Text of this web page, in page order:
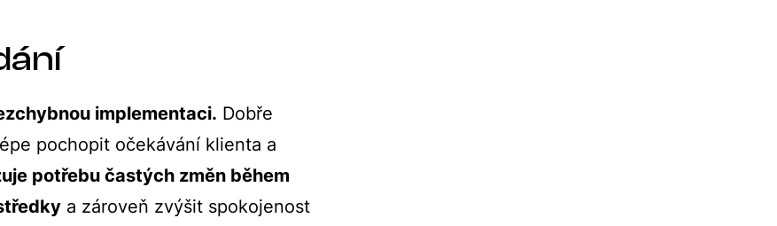
implementaci. Dobře
pochopit očekávání klienta a
potřebu častých změn během
a zároveň zvýšit spokojenost